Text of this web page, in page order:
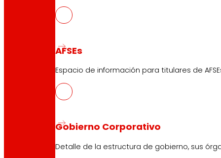
AFSEs
Espacio de información para titulares de
Gobierno Corporativo
Detalle de la estructura de gobierno, sus